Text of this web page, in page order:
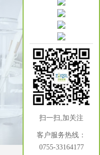
扫一扫,加关注
客户服务热线：
0755-33164177